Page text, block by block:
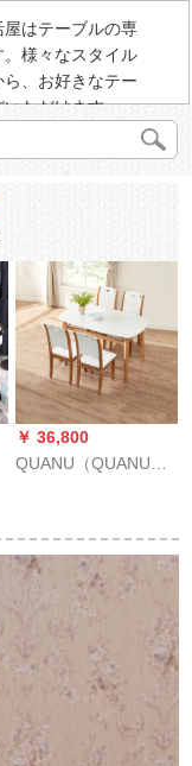
屋はテーブルの専
。様々なスタイル
、お好きなテー
ただけます。
￥ 36,800
QUANU（QUANU）
欧食卓ミニテーブル
家庭用テーブル
120396テーブル4椅